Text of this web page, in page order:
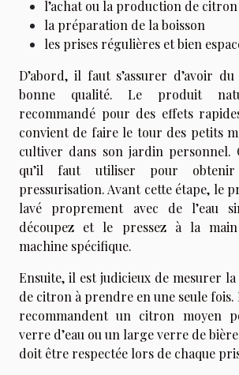
l’achat ou la production de
la préparation de la boisson
les prises régulières et bien
D’abord, il faut s’assurer d’avoir
bonne qualité. Le produit
recommandé pour des effets
convient de faire le tour des petits
cultiver dans son jardin personnel.
qu’il faut utiliser pour
pressurisation. Avant cette étape, le
lavé proprement avec de l’eau
découpez et le pressez à la
machine spécifique.
Ensuite, il est judicieux de mesurer
de citron à prendre en une seule fois.
recommandent un citron moyen
verre d’eau ou un large verre de
doit être respectée lors de chaque